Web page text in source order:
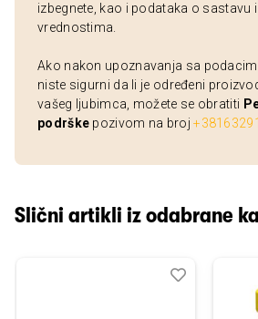
izbegnete, kao i podataka o sastavu
vrednostima.
Ako nakon upoznavanja sa
niste sigurni da li je određeni
vašeg ljubimca, možete se obratiti
podrške pozivom na broj
Slični artikli iz odabrane
Dodaj
Uporedi